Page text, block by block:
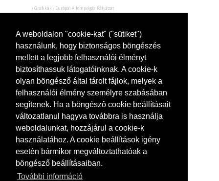
A weboldalon "cookie-kat" ("sütiket")
használunk, hogy biztonságos böngészés
mellett a legjobb felhasználói élményt
biztosíthassuk látogatóinknak. A cookie-k
olyan böngésző által tárolt fájlok, melyek a
felhasználói élmény személyre szabásában
segítenek. Ha a böngésző cookie beállításait
változatlanul hagyva továbbra is használja
weboldalunkat, hozzájárul a cookie-k
használatához. A cookie beállítások igény
esetén bármikor megváltoztathatóak a
böngésző beállításaiban.
További információ
/Grafikák / Európai Állompolgár Pályázat
Európai Állompolgár
Pályázat